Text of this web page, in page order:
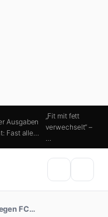
Ausgaben
Fast alle…
„Fit mit fett
verwechselt“ –
…
FC…